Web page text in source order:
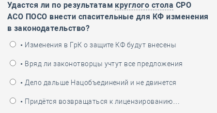
Удастся ли по результатам круглого стола СРО
АСО ПОСО внести спасительные для КФ изменения
в законодательство?
• Изменения в ГрК о защите КФ будут внесены
• Вряд ли законотворцы учтут все предложения
• Дело дальше Нацобъединений и не двинется
• Придётся возвращаться к лицензированию…